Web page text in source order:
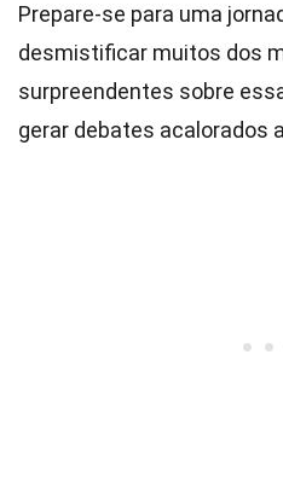
Prepare-se para uma
desmistificar muitos dos
surpreendentes sobre
gerar debates acalorados